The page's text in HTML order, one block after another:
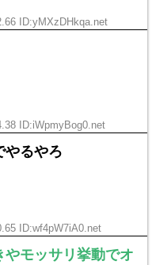
ID:yMXzDHkqa.net
ID:iWpmyBog0.net
やるやろ
ID:wf4pW7iA0.net
モッサリ挙動でオ